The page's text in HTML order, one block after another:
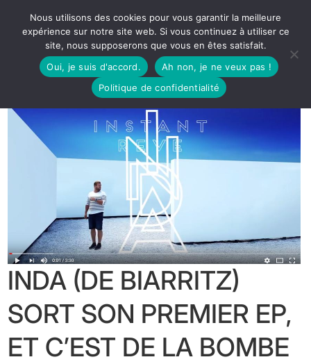
INDA (DE BIARRITZ)
SORT SON PREMIER EP,
ET C’EST DE LA BOMBE
Nous utilisons des cookies pour vous garantir la meilleure
expérience sur notre site web. Si vous continuez à utiliser ce
site, nous supposerons que vous en êtes satisfait.
Oui, je suis d'accord.
Ah non, je ne veux pas !
Politique de confidentialité